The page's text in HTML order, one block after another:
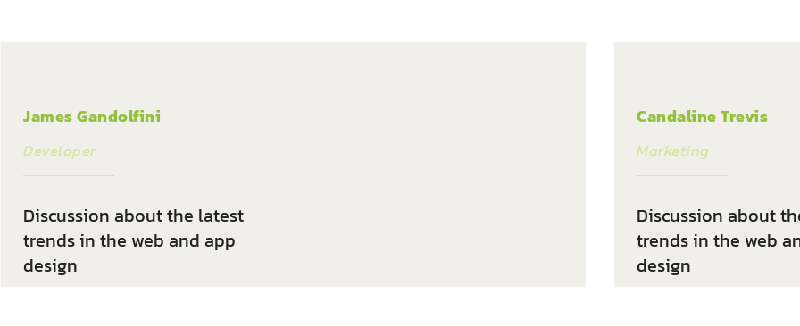
James Gandolfini
Developer
Discussion about the latest
trends in the web and app
design
Candaline Trevis
Marketing
Discussion about
trends in the web
design